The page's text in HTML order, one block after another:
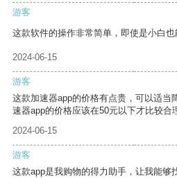
游客
这款软件的操作非常简单，即使是小白也
2024-06-15
游客
这款加速器app的价格有点贵，可以适当
速器app的价格应该在50元以下才比较合
2024-06-15
游客
这款app是我购物的得力助手，让我能够